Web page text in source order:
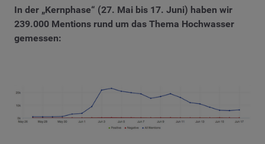
In der „Kernphase“ (27. Mai bis 17. Juni) haben wir
239.000 Mentions rund um das Thema Hochwasser
gemessen: